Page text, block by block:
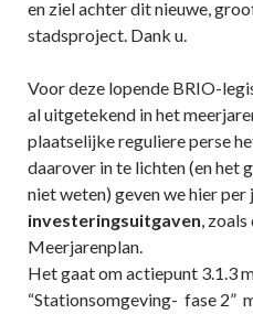
en ziel achter dit nieuwe,
stadsproject. Dank u.
Voor deze lopende BRIO-
al uitgetekend in het
plaatselijke reguliere perse
daarover in te lichten (en het
niet weten) geven we hier per
investeringsuitgaven,
Meerjarenplan.
Het gaat om actiepunt 3.1.3
“Stationsomgeving- fase 2”